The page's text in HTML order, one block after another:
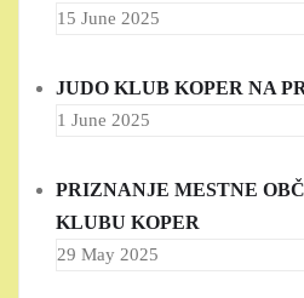
15 June 2025
JUDO KLUB KOPER NA
1 June 2025
PRIZNANJE MESTNE
KLUBU KOPER
29 May 2025